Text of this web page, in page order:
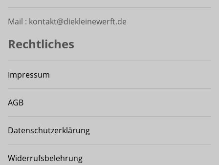
Mail : kontakt@diekleinewerft.de
Rechtliches
Impressum
AGB
Datenschutzerklärung
Widerrufsbelehrung